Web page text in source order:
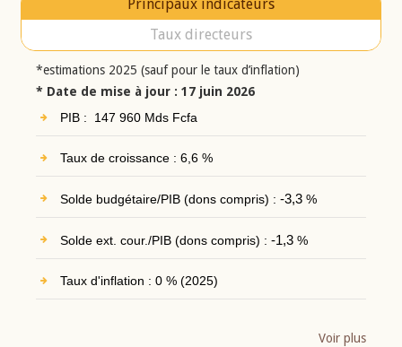
Principaux indicateurs
Taux directeurs
*estimations 2025 (sauf pour le taux d’inflation)
* Date de mise à jour : 17 juin 2026
PIB : 147 960 Mds Fcfa
Taux de croissance : 6,6 %
Solde budgétaire/PIB (dons compris) : -3,3%
Solde ext. cour./PIB (dons compris) : -1,3%
Taux d'inflation : 0 % (2025)
Voir plus